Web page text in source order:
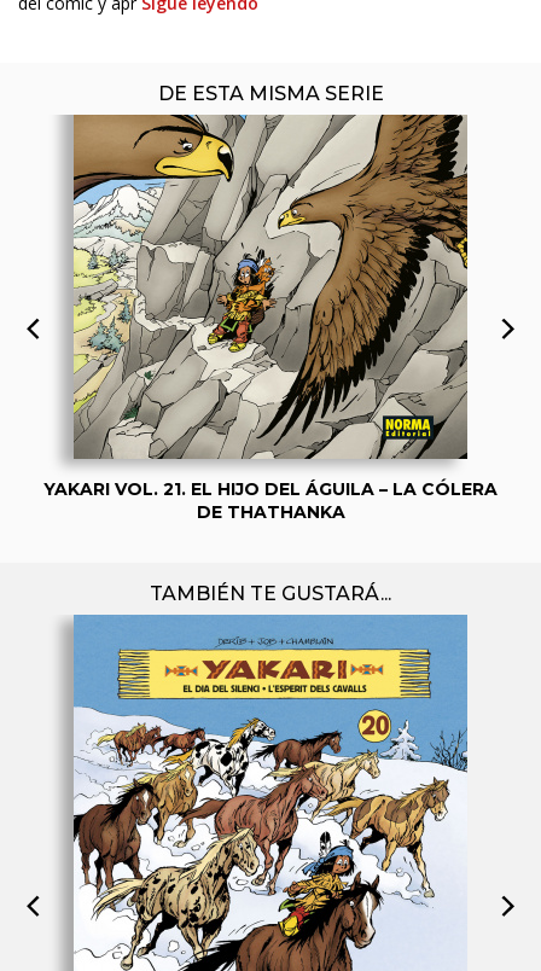
DE ESTA MISMA SERIE
YAKARI VOL. 21. EL HIJO DEL ÁGUILA – LA CÓLERA
DE THATHANKA
TAMBIÉN TE GUSTARÁ...